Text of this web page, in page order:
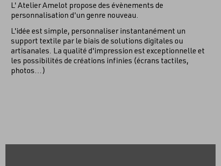
L' Atelier Amelot propose des évènements de
personnalisation d'un genre nouveau.
L'idée est simple, personnaliser instantanément un
support textile par le biais de solutions digitales ou
artisanales. La qualité d'impression est exceptionnelle et
les possibilités de créations infinies (écrans tactiles,
photos...)